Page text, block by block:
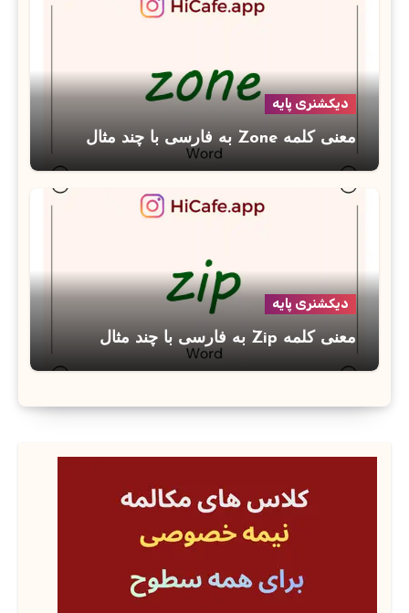
دیکشنری پایه
معنی کلمه Zone به فارسی با چند مثال
دیکشنری پایه
معنی کلمه Zip به فارسی با چند مثال